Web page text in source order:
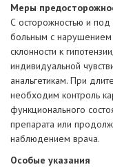
Меры
С осторожностью и под
больным с нарушением
склонности к
индивидуальной
анальгетикам. При
необходим контроль
функционального
препарата или
наблюдением врача.
Особые указания